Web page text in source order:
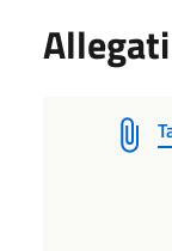
Allegati